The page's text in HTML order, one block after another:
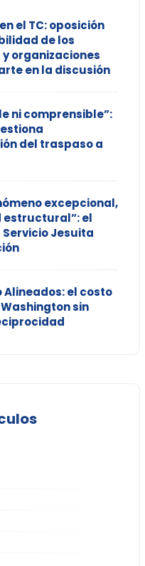
el TC: oposición
de los
organizaciones
en la discusión
ni comprensible”:
del traspaso a
excepcional,
estructural”: el
Jesuita
Alineados: el costo
sin